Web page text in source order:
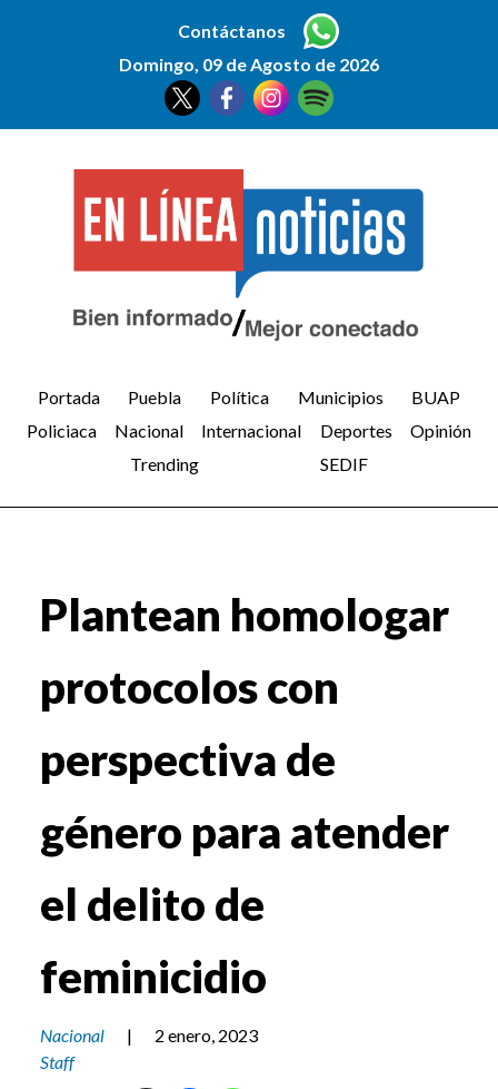
Contáctanos
Domingo, 09 de Agosto de 2026
Portada Puebla Política Municipios
BUAP
Policiaca
Nacional Internacional Deportes
Opinión
Trending
SEDIF
Plantean homologar
protocolos con
perspectiva de
género para atender
el delito de
feminicidio
Nacional |
2 enero, 2023
Staff